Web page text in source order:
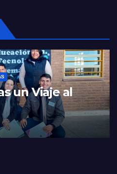
ACTUALIDAD
MUNA UNICEF visitó
46 “San Bernardo”
29 DE ABRIL DE 2026